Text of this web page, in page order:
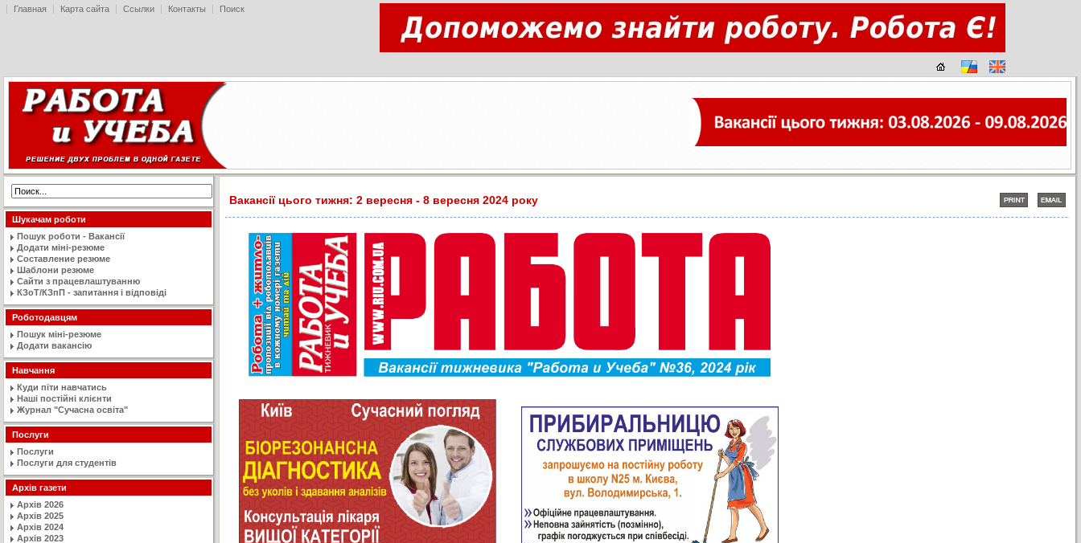
Главная Карта сайта Ссылки Контакты Поиск
Шукачам роботи
Пошук роботи - Вакансії
Додати міні-резюме
Составление резюме
Шаблони резюме
Сайти з працевлаштуванню
КЗоТ/КЗпП - запитання і відповіді
Роботодавцям
Пошук міні-резюме
Додати вакансію
Навчання
Куди піти навчатись
Наші постійні клієнти
Журнал "Сучасна освiта"
Послуги
Послуги
Послуги для студентів
Архів газети
Архів 2026
Архів 2025
Архів 2024
Архів 2023
Вакансії цього тижня: 2 вересня - 8 вересня 2024 року